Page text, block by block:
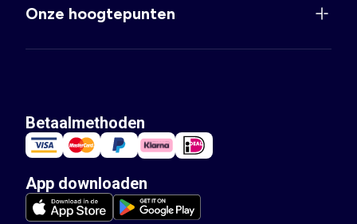
Onze hoogtepunten
Betaalmethoden
App downloaden